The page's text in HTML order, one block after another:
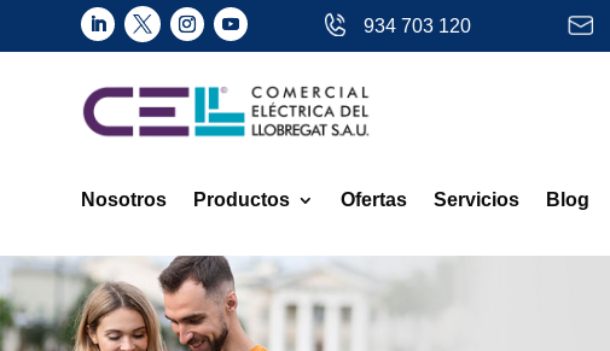
934 703 120
Nosotros Productos Ofertas Servicios Blog